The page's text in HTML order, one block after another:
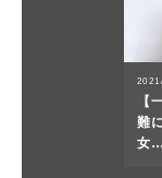
【
難
女…